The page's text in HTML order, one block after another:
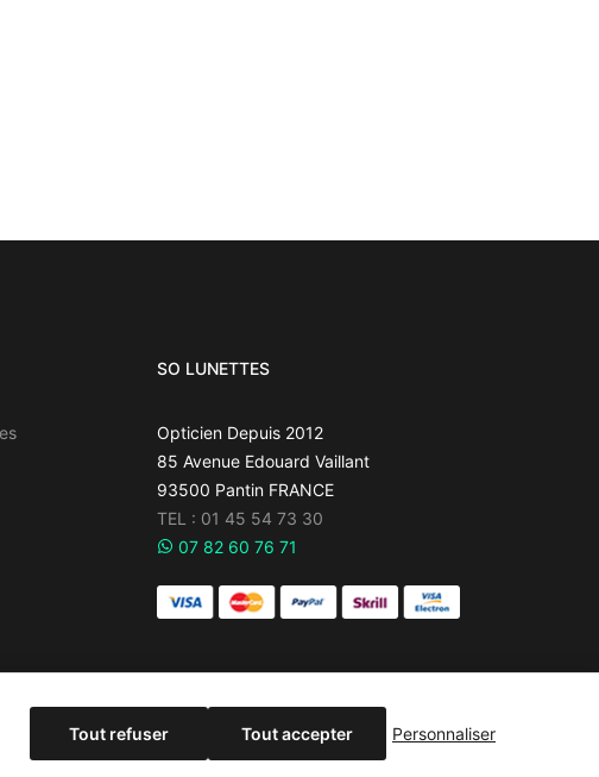
SO LUNETTES
Opticien Depuis 2012
85 Avenue Edouard Vaillant
93500 Pantin FRANCE
TEL : 01 45 54 73 30
07 82 60 76 71
cette période seront prépares et expédies a partir du
Tout refuser Tout accepter Personnaliser